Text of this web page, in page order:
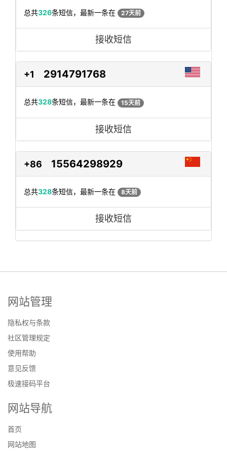
总共326条短信，最新一条在 27天前
接收短信
+1 2914791768
总共328条短信，最新一条在 15天前
接收短信
+86 15564298929
总共328条短信，最新一条在 8天前
接收短信
网站管理
隐私权与条款
社区管理规定
使用帮助
意见反馈
极速接码平台
网站导航
首页
网站地图